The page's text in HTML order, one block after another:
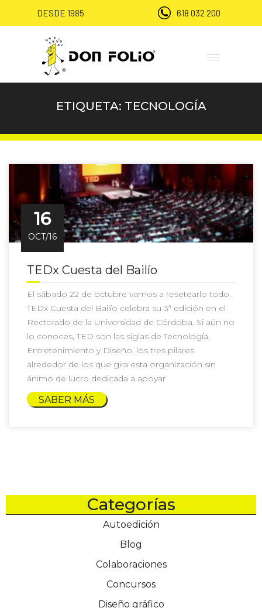
DESDE 1985 618 032 200
ETIQUETA: TECNOLOGÍA
16
OCT/16
TEDx Cuesta del Bailío
El sábado 22 de octubre vamos a resetearlo todo.
TEDx Cuesta del Bailío celebra su 3ª edición en el
Rectorado de la Universidad de Córdoba. Si aún no
lo conoces, TED son las siglas de Tecnología,
Entretenimiento y Diseño, los tres pilares
alrededor de los que gira esta organización sin
ánimo de lucro dedicada a apoyar
SABER MÁS
Categorías
Autoedición
Blog
Colaboraciones
Concursos
Diseño gráfico